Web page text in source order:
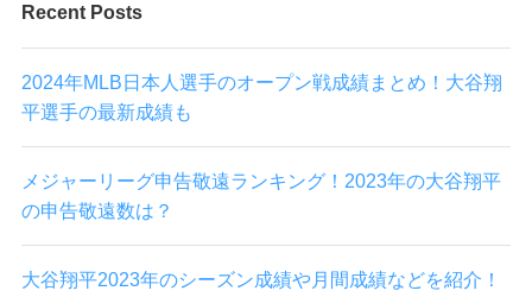
Recent Posts
2024年MLB日本人選手のオープン戦成績まとめ！大谷翔
平選手の最新成績も
メジャーリーグ申告敬遠ランキング！2023年の大谷翔平
の申告敬遠数は？
大谷翔平2023年のシーズン成績や月間成績などを紹介！